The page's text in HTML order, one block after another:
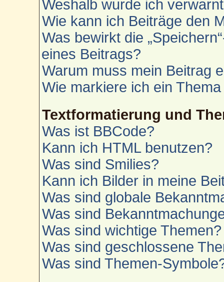
Weshalb wurde ich
Wie kann ich Beiträge den
Was bewirkt die
eines Beitrags?
Warum muss mein Beitrag
Wie markiere ich ein
Textformatierung und
Was ist BBCode?
Kann ich HTML benutzen?
Was sind Smilies?
Kann ich Bilder in meine
Was sind globale
Was sind
Was sind wichtige Themen?
Was sind geschlossene
Was sind Themen-